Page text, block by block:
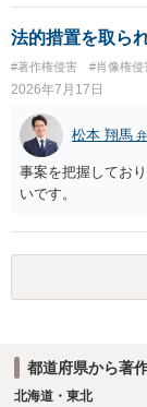
実績として掲載す
とも、契約書がな
の同意があれば別
り、公開中のサイ
は限りません。 人
様、掲載目的、態
す。営業目的であ
める方向の事情と
りません。 まず、
を確認したうえで
も、SNSへの公開
けでは、適法な引
れ、必要な範囲に
材として図そのも
でしょう。 文章に
とは限りません。
成でまとめる必要
図をトレース・模
に、自分で構図や
た、改変・SNS掲
件に従って使う方
自分だけの学習用
法的措置を取ら
#著作権侵害 #肖像権侵
2026年7月17日
松本 翔馬
事案を把握してお
いです。
都道府県から著
北海道・東北